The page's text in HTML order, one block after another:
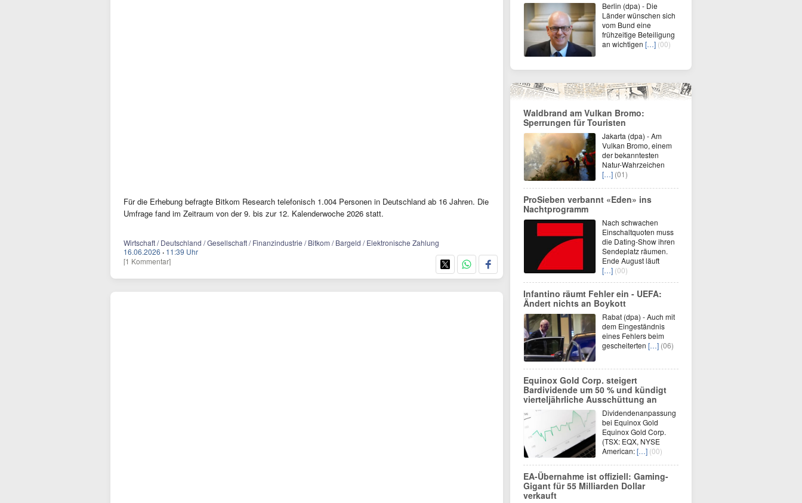
Für die Erhebung befragte Bitkom Research telefonisch 1.004 Personen in Deutschland ab 16 Jahren. Die
Umfrage fand im Zeitraum von der 9. bis zur 12. Kalenderwoche 2026 statt.
Wirtschaft / Deutschland / Gesellschaft / Finanzindustrie / Bitkom / Bargeld / Elektronische Zahlung
16.06.2026 · 11:39 Uhr
[1 Kommentar]
Berlin (dpa) - Die
Länder wünschen sich
vom Bund eine
frühzeitige Beteiligung
an wichtigen […] (00)
Waldbrand am Vulkan Bromo:
Sperrungen für Touristen
Jakarta (dpa) - Am
Vulkan Bromo, einem
der bekanntesten
Natur-Wahrzeichen
[…] (01)
ProSieben verbannt «Eden» ins
Nachtprogramm
Nach schwachen
Einschaltquoten muss
die Dating-Show ihren
Sendeplatz räumen.
Ende August läuft
[…] (00)
Infantino räumt Fehler ein - UEFA:
Ändert nichts an Boykott
Rabat (dpa) - Auch mit
dem Eingeständnis
eines Fehlers beim
gescheiterten […] (06)
Equinox Gold Corp. steigert
Bardividende um 50 % und kündigt
vierteljährliche Ausschüttung an
Dividendenanpassung
bei Equinox Gold
Equinox Gold Corp.
(TSX: EQX, NYSE
American:[…] (00)
EA-Übernahme ist offiziell: Gaming-
Gigant für 55 Milliarden Dollar
verkauft